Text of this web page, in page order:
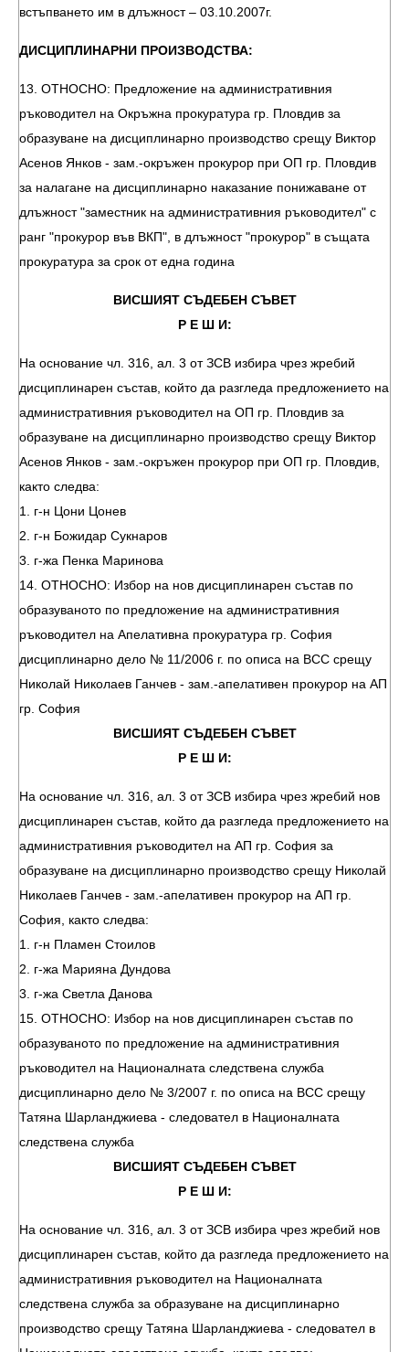
встъпването им в длъжност – 03.10.2007г.
ДИСЦИПЛИНАРНИ ПРОИЗВОДСТВА:
13. ОТНОСНО: Предложение на административния
ръководител на Окръжна прокуратура гр. Пловдив за
образуване на дисциплинарно производство срещу Виктор
Асенов Янков - зам.-окръжен прокурор при ОП гр. Пловдив
за налагане на дисциплинарно наказание понижаване от
длъжност "заместник на административния ръководител" с
ранг "прокурор във ВКП", в длъжност "прокурор" в същата
прокуратура за срок от една година
ВИСШИЯТ СЪДЕБЕН СЪВЕТ
Р Е Ш И:
На основание чл. 316, ал. 3 от ЗСВ избира чрез жребий
дисциплинарен състав, който да разгледа предложението на
административния ръководител на ОП гр. Пловдив за
образуване на дисциплинарно производство срещу Виктор
Асенов Янков - зам.-окръжен прокурор при ОП гр. Пловдив,
както следва:
1. г-н Цони Цонев
2. г-н Божидар Сукнаров
3. г-жа Пенка Маринова
14. ОТНОСНО: Избор на нов дисциплинарен състав по
образуваното по предложение на административния
ръководител на Апелативна прокуратура гр. София
дисциплинарно дело № 11/2006 г. по описа на ВСС срещу
Николай Николаев Ганчев - зам.-апелативен прокурор на АП
гр. София
ВИСШИЯТ СЪДЕБЕН СЪВЕТ
Р Е Ш И:
На основание чл. 316, ал. 3 от ЗСВ избира чрез жребий нов
дисциплинарен състав, който да разгледа предложението на
административния ръководител на АП гр. София за
образуване на дисциплинарно производство срещу Николай
Николаев Ганчев - зам.-апелативен прокурор на АП гр.
София, както следва:
1. г-н Пламен Стоилов
2. г-жа Марияна Дундова
3. г-жа Светла Данова
15. ОТНОСНО: Избор на нов дисциплинарен състав по
образуваното по предложение на административния
ръководител на Националната следствена служба
дисциплинарно дело № 3/2007 г. по описа на ВСС срещу
Татяна Шарланджиева - следовател в Националната
следствена служба
ВИСШИЯТ СЪДЕБЕН СЪВЕТ
Р Е Ш И:
На основание чл. 316, ал. 3 от ЗСВ избира чрез жребий нов
дисциплинарен състав, който да разгледа предложението на
административния ръководител на Националната
следствена служба за образуване на дисциплинарно
производство срещу Татяна Шарланджиева - следовател в